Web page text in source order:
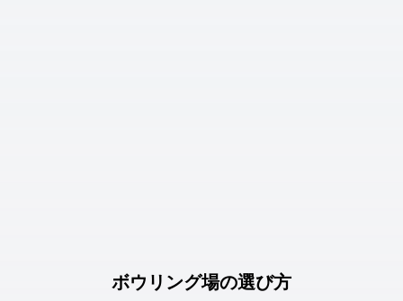
ボウリング場の選び方